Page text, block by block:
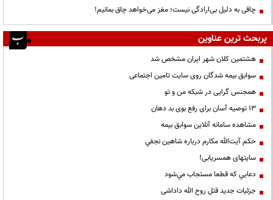
چاقی به دلیل بی‌ارادگی نیست؛ مغز می‌خواهد چاق بمانیم!
پربحث ترین عناوین
هشتمین کلان شهر ایران مشخص شد
سوابق بیمه شدگان روی سایت تامین اجتماعی
همجنس گرایی در شبکه من و تو
13 توصیه آسان برای رفع بوی بد دهان
مشاهده سامانه آنلاين سوابق بیمه
حكم آيت‌الله مكارم درباره شاهين نجفي
سایتهای همسریابی!
دعايي كه قطعا مستجاب مي‌شود
جزئیات جدید قتل روح الله داداشی